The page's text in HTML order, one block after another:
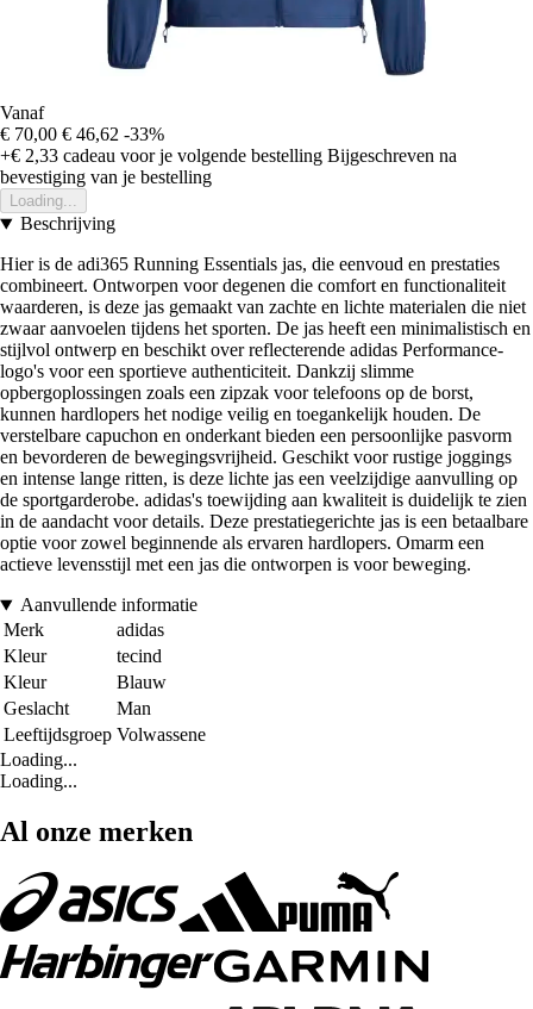
Vanaf
€ 70,00 € 46,62 -33%
+€ 2,33 cadeau voor je volgende bestelling Bijgeschreven na
bevestiging van je bestelling
Loading...
Beschrijving
Hier is de adi365 Running Essentials jas, die eenvoud en prestaties
combineert. Ontworpen voor degenen die comfort en functionaliteit
waarderen, is deze jas gemaakt van zachte en lichte materialen die niet
zwaar aanvoelen tijdens het sporten. De jas heeft een minimalistisch en
stijlvol ontwerp en beschikt over reflecterende adidas Performance-
logo's voor een sportieve authenticiteit. Dankzij slimme
opbergoplossingen zoals een zipzak voor telefoons op de borst,
kunnen hardlopers het nodige veilig en toegankelijk houden. De
verstelbare capuchon en onderkant bieden een persoonlijke pasvorm
en bevorderen de bewegingsvrijheid. Geschikt voor rustige joggings
en intense lange ritten, is deze lichte jas een veelzijdige aanvulling op
de sportgarderobe. adidas's toewijding aan kwaliteit is duidelijk te zien
in de aandacht voor details. Deze prestatiegerichte jas is een betaalbare
optie voor zowel beginnende als ervaren hardlopers. Omarm een
actieve levensstijl met een jas die ontworpen is voor beweging.
Aanvullende informatie
Merk
adidas
Kleur
tecind
Kleur
Blauw
Geslacht
Man
Leeftijdsgroep Volwassene
Loading...
Loading...
Al onze merken